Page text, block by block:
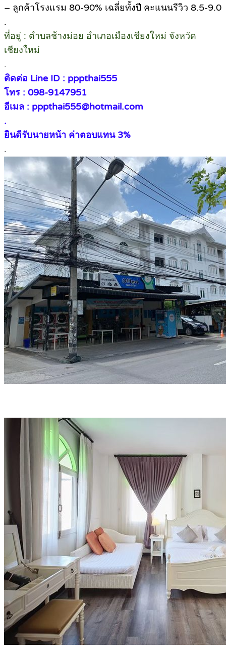
– ลูกค้าโรงแรม 80-90% เฉลี่ยทั้งปี คะแนนรีวิว 8.5-9.0
.
ที่อยู่ : ตำบลช้างม่อย อำเภอเมืองเชียงใหม่ จังหวัด
เชียงใหม่
.
ติดต่อ Line ID : pppthai555
โทร : 098-9147951
อีเมล : pppthai555@hotmail.com
.
ยินดีรับนายหน้า ค่าตอบแทน 3%
.